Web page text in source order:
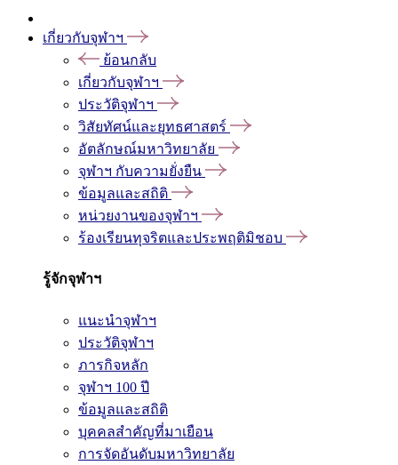
เกี่ยวกับจุฬาฯ
ย้อนกลับ
เกี่ยวกับจุฬาฯ
ประวัติจุฬาฯ
วิสัยทัศน์และยุทธศาสตร์
อัตลักษณ์มหาวิทยาลัย
จุฬาฯ กับความยั่งยืน
ข้อมูลและสถิติ
หน่วยงานของจุฬาฯ
ร้องเรียนทุจริตและประพฤติมิชอบ
รู้จักจุฬาฯ
แนะนำจุฬาฯ
ประวัติจุฬาฯ
ภารกิจหลัก
จุฬาฯ 100 ปี
ข้อมูลและสถิติ
บุคคลสำคัญที่มาเยือน
การจัดอันดับมหาวิทยาลัย